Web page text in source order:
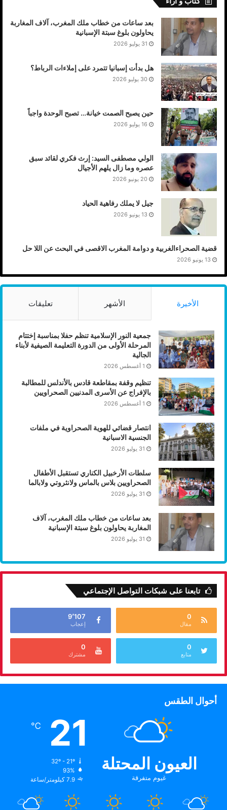
بعد ساعات من خطاب ملك المغرب، آلاف المغاربة
يحاولون بلوغ سبتة الإسبانية
31 يوليو 2026
هل بدأت إسبانيا تتمرد على إملاءات الرباط؟
30 يوليو 2026
حين يصبح الصمت خيانة… تصبح الوحدة واجباً
16 يوليو 2026
الولي مصطفى السيد: إرث فكري لقائد سبق
عصره وما زال يلهم الأجيال
20 يونيو 2026
جيل لا يملك رفاهية الحياد
13 يونيو 2026
قضية الصحراءالغربية و دوامة المغرب الاقصى في البحث عن اللا حل
13 يونيو 2026
الأخيرة الأشهر تعليقات
جمعية النور الإسلامية تنظم حفلا بمناسبة إختتام
المرحلة الأولى من الدورة التعليمة الصيفية لأبناء
الجالية
1 أغسطس 2026
تنظيم وقفة بمقاطعة قادس بالأندلس للمطالبة
بالإفراج عن الأسرى المدنيين الصحراويين
1 أغسطس 2026
انتصار قضائي للهوية الصحراوية في ملفات
الجنسية الاسبانية
31 يوليو 2026
سلطات الأرخبيل الكناري تستقبل الأطفال
الصحراويين بلاس بالماس ولانثروتي ولابالما
31 يوليو 2026
بعد ساعات من خطاب ملك المغرب، آلاف
المغاربة يحاولون بلوغ سبتة الإسبانية
31 يوليو 2026
تابعنا على شبكات التواصل الإجتماعي
0
مقال
9٬107
إعجاب
0
متابع
0
مشترك
أحوال الطقس
العيون المحتلة
غيوم متفرقة
21
℃
32º - 21º
93%
7.9 كيلومتر/ساعة